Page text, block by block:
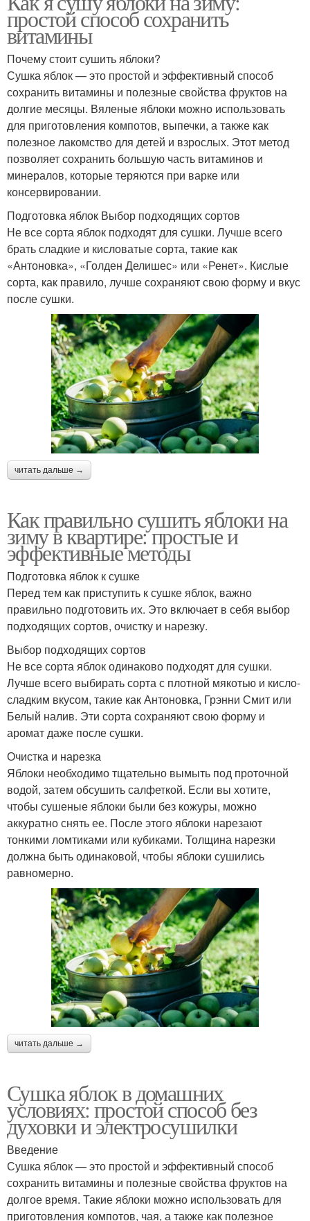
простой способ сохранить
витамины
Почему стоит сушить яблоки?
Сушка яблок — это простой и эффективный способ
сохранить витамины и полезные свойства фруктов на
долгие месяцы. Вяленые яблоки можно использовать
для приготовления компотов, выпечки, а также как
полезное лакомство для детей и взрослых. Этот метод
позволяет сохранить большую часть витаминов и
минералов, которые теряются при варке или
консервировании.
Подготовка яблок Выбор подходящих сортов
Не все сорта яблок подходят для сушки. Лучше всего
брать сладкие и кисловатые сорта, такие как
«Антоновка», «Голден Делишес» или «Ренет». Кислые
сорта, как правило, лучше сохраняют свою форму и вкус
после сушки.
читать дальше →
Как правильно сушить яблоки на
зиму в квартире: простые и
эффективные методы
Подготовка яблок к сушке
Перед тем как приступить к сушке яблок, важно
правильно подготовить их. Это включает в себя выбор
подходящих сортов, очистку и нарезку.
Выбор подходящих сортов
Не все сорта яблок одинаково подходят для сушки.
Лучше всего выбирать сорта с плотной мякотью и кисло-
сладким вкусом, такие как Антоновка, Грэнни Смит или
Белый налив. Эти сорта сохраняют свою форму и
аромат даже после сушки.
Очистка и нарезка
Яблоки необходимо тщательно вымыть под проточной
водой, затем обсушить салфеткой. Если вы хотите,
чтобы сушеные яблоки были без кожуры, можно
аккуратно снять ее. После этого яблоки нарезают
тонкими ломтиками или кубиками. Толщина нарезки
должна быть одинаковой, чтобы яблоки сушились
равномерно.
читать дальше →
Сушка яблок в домашних
условиях: простой способ без
духовки и электросушилки
Введение
Сушка яблок — это простой и эффективный способ
сохранить витамины и полезные свойства фруктов на
долгое время. Такие яблоки можно использовать для
приготовления компотов, чая, а также как полезное